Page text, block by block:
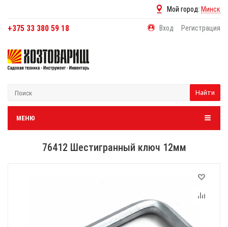
Мой город: Минск
+375 33 380 59 18 Вход Регистрация
Найти
МЕНЮ
76412 Шестигранный ключ 12мм